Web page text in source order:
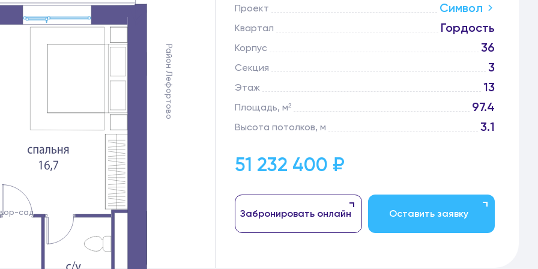
Район Лефортово
сад
Проект Символ
Квартал Гордость
Корпус 36
Секция 3
Этаж 13
Площадь, м² 97.4
Высота потолков, м 3.1
51 232 400 ₽
Забронировать онлайн Оставить заявку